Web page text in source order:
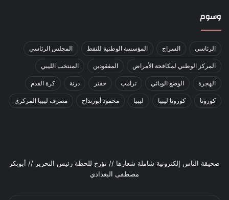
وسوم
الرئاسي السراج المؤسسة الوطنية للنفط المجلس الرئاسي
المركز الوطني لمكافحة الأمراض المفقودين المنتخب الليبي
الهجرة الوضع الوبائي ترامب حفتر درنة كرة القدم
كورونا كورونا ليبيا ليبيا محمود أبوزنداح مصرف ليبيا المركزي
صحيقة الناس إلكترونية شاملة شعارها // نؤرخ للحظة رئيس التحرير // أبوبكر
مصطفى البغدادي